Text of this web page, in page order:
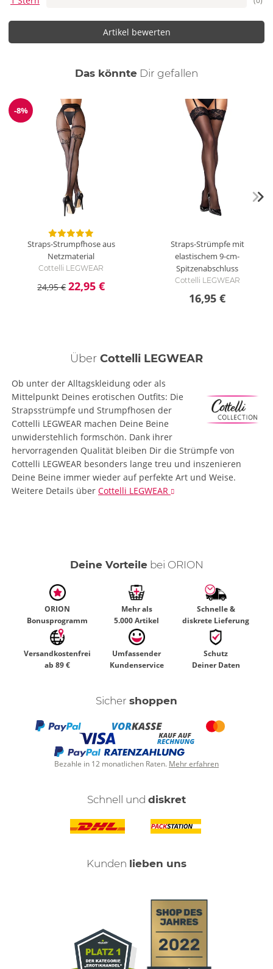
Artikel bewerten
Das könnte Dir auch
gefallen
Reduzierung
-8%
Straps-Strumpfhose aus
Netzmaterial
Cottelli LEGWEAR
24,95 € 22,95 €
Straps-Strümpfe mit
elastischem 9-cm-
Spitzenabschluss
Cottelli LEGWEAR
16,95 €
Über Cottelli LEGWEAR
Ob unter der Alltagskleidung oder als
Mittelpunkt Deines erotischen Outfits: Die
Strapsstrümpfe und Strumpfhosen der
Cottelli LEGWEAR machen Deine Beine
unwiderstehlich formschön. Dank ihrer
hervorragenden Qualität bleiben Dir die Strümpfe von
Cottelli LEGWEAR besonders lange treu und inszenieren
Deine Beine immer wieder auf perfekte Art und Weise.
Weitere Details über Cottelli LEGWEAR
Deine Vorteilebei ORION
ORION
Bonusprogramm
Mehr als
5.000 Artikel
Schnelle &
diskrete Lieferung
Versandkostenfrei
ab 89 €
Umfassender
Kundenservice
Schutz
Deiner Daten
Sicher shoppen
Bezahle in 12 monatlichen Raten. Mehr erfahren
Schnell und diskret
Kunden lieben uns